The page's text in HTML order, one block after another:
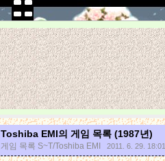
Toshiba EMI의 게임 목록 (1987년)
게임 목록 S~T/Toshiba EMI 2011. 6. 29. 18:01